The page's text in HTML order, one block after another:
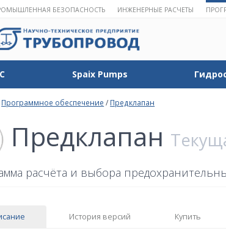
БЕЗОПАСНОСТЬ ИНЖЕНЕРНЫЕ РАСЧЕТЫ
Spaix Pumps
Программное обеспечение / Предклапан
Предклапан
расчёта и выбора
История версий Купить